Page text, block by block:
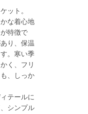
ット。
な着心地
特徴で
り、保温
。寒い季
く、フリ
、しっか
テールに
シンプル